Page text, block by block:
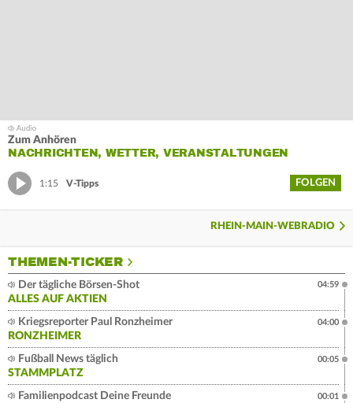
Zum Anhören
NACHRICHTEN, WETTER, VERANSTALTUNGEN
1:15 V-Tipps FOLGEN
RHEIN-MAIN-WEBRADIO
THEMEN-TICKER
Der tägliche Börsen-Shot
ALLES AUF AKTIEN
04:59
Kriegsreporter Paul Ronzheimer
RONZHEIMER
04:00
Fußball News täglich
STAMMPLATZ
00:05
Familienpodcast Deine Freunde
00:01